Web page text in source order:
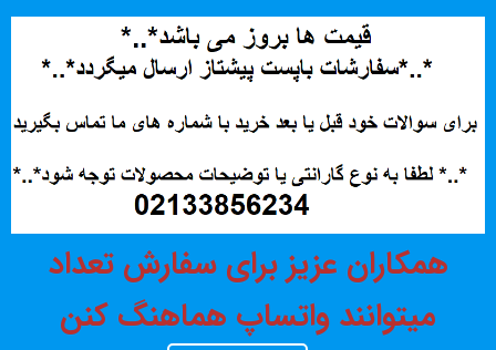
همکاران عزیز برای سفارش تعداد
میتوانند واتساپ هماهنگ کنن